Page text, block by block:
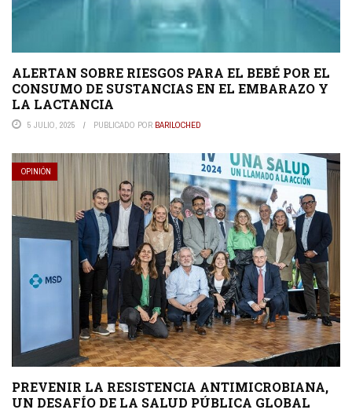
ALERTAN SOBRE RIESGOS PARA EL BEBÉ POR EL
CONSUMO DE SUSTANCIAS EN EL EMBARAZO Y
LA LACTANCIA
5 JULIO, 2025 PUBLICADO POR BARILOCHED
OPINIÓN
PREVENIR LA RESISTENCIA ANTIMICROBIANA,
UN DESAFÍO DE LA SALUD PÚBLICA GLOBAL